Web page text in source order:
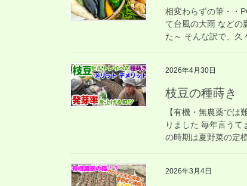
相変わらずの筆・・
て台風の大雨 などの
た～ そんな訳で、
2026年4月30日
枝豆の種蒔き
【有機・無農薬で
りました 毎年言うて
の時期は夏野菜の定
2026年3月4日